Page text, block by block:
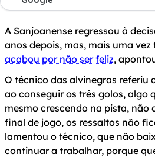
A Sanjoanense regressou à
anos depois, mas, mais uma
acabou por não ser feliz,
O técnico das alvinegras referiu
ao conseguir os três golos, algo
mesmo crescendo na pista, não
final de jogo, os ressaltos não
lamentou o técnico, que não
continuar a trabalhar, porque